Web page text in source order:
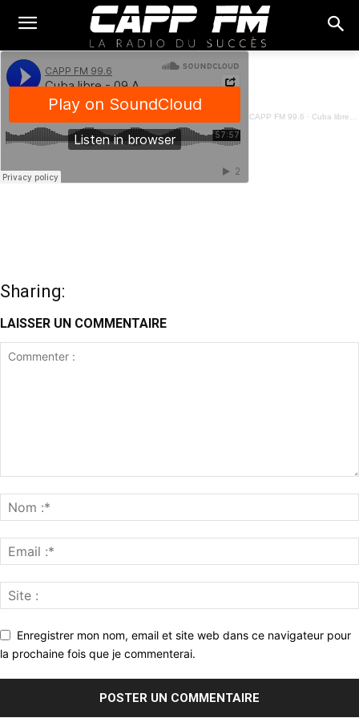
CAPP FM 99.6 · Cuba libre - 09 Août 2025
Sharing:
LAISSER UN COMMENTAIRE
Enregistrer mon nom, email et site web dans ce navigateur pour
la prochaine fois que je commenterai.